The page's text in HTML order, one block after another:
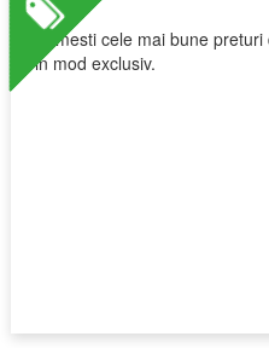
Primesti cele mai bune
in mod exclusiv.